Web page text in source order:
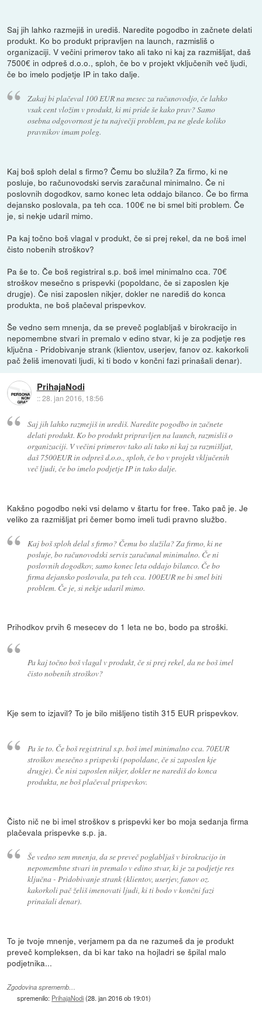
Saj jih lahko razmejiš in urediš. Naredite pogodbo in začnete delati
produkt. Ko bo produkt pripravljen na launch, razmisliš o
organizaciji. V večini primerov tako ali tako ni kaj za razmišljat, daš
7500€ in odpreš d.o.o., sploh, če bo v projekt vključenih več ljudi,
če bo imelo podjetje IP in tako dalje.
Zakaj bi plačeval 100 EUR na mesec za računovodjo, če lahko
vsak cent vložim v produkt, ki mi pride še kako prav? Samo
osebna odgovornost je tu največji problem, pa ne glede koliko
pravnikov imam poleg.
Kaj boš sploh delal s firmo? Čemu bo služila? Za firmo, ki ne
posluje, bo računovodski servis zaračunal minimalno. Če ni
poslovnih dogodkov, samo konec leta oddajo bilanco. Če bo firma
dejansko poslovala, pa teh cca. 100€ ne bi smel biti problem. Če
je, si nekje udaril mimo.
Pa kaj točno boš vlagal v produkt, če si prej rekel, da ne boš imel
čisto nobenih stroškov?
Pa še to. Če boš registriral s.p. boš imel minimalno cca. 70€
stroškov mesečno s prispevki (popoldanc, če si zaposlen kje
drugje). Če nisi zaposlen nikjer, dokler ne narediš do konca
produkta, ne boš plačeval prispevkov.
Še vedno sem mnenja, da se preveč poglabljaš v birokracijo in
nepomembne stvari in premalo v edino stvar, ki je za podjetje res
ključna - Pridobivanje strank (klientov, userjev, fanov oz. kakorkoli
pač želiš imenovati ljudi, ki ti bodo v končni fazi prinašali denar).
PrihajaNodi
::28. jan 2016, 18:56
Saj jih lahko razmejiš in urediš. Naredite pogodbo in začnete
delati produkt. Ko bo produkt pripravljen na launch, razmisliš o
organizaciji. V večini primerov tako ali tako ni kaj za razmišljat,
daš 7500EUR in odpreš d.o.o., sploh, če bo v projekt vključenih
več ljudi, če bo imelo podjetje IP in tako dalje.
Kakšno pogodbo neki vsi delamo v štartu for free. Tako pač je. Je
veliko za razmišljat pri čemer bomo imeli tudi pravno službo.
Kaj boš sploh delal s firmo? Čemu bo služila? Za firmo, ki ne
posluje, bo računovodski servis zaračunal minimalno. Če ni
poslovnih dogodkov, samo konec leta oddajo bilanco. Če bo
firma dejansko poslovala, pa teh cca. 100EUR ne bi smel biti
problem. Če je, si nekje udaril mimo.
Prihodkov prvih 6 mesecev do 1 leta ne bo, bodo pa stroški.
Pa kaj točno boš vlagal v produkt, če si prej rekel, da ne boš imel
čisto nobenih stroškov?
Kje sem to izjavil? To je bilo mišljeno tistih 315 EUR prispevkov.
Pa še to. Če boš registriral s.p. boš imel minimalno cca. 70EUR
stroškov mesečno s prispevki (popoldanc, če si zaposlen kje
drugje). Če nisi zaposlen nikjer, dokler ne narediš do konca
produkta, ne boš plačeval prispevkov.
Čisto nič ne bi imel stroškov s prispevki ker bo moja sedanja firma
plačevala prispevke s.p. ja.
Še vedno sem mnenja, da se preveč poglabljaš v birokracijo in
nepomembne stvari in premalo v edino stvar, ki je za podjetje res
ključna - Pridobivanje strank (klientov, userjev, fanov oz.
kakorkoli pač želiš imenovati ljudi, ki ti bodo v končni fazi
prinašali denar).
To je tvoje mnenje, verjamem pa da ne razumeš da je produkt
preveč kompleksen, da bi kar tako na hojladri se špilal malo
podjetnika...
Zgodovina sprememb…
spremenilo: PrihajaNodi(28. jan 2016 ob 19:01)